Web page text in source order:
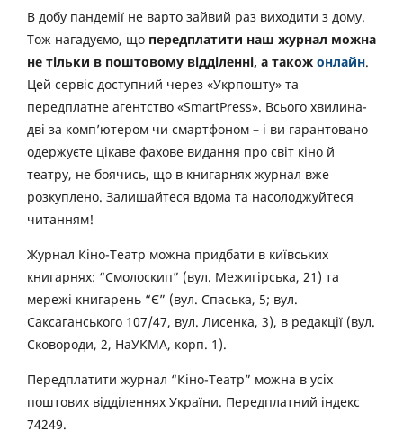
В добу пандемії не варто зайвий раз виходити з дому.
Тож нагадуємо, що передплатити наш журнал можна
не тільки в поштовому відділенні, а також онлайн.
Цей сервіс доступний через «Укрпошту» та
передплатне агентство «SmartPress». Всього хвилина-
дві за комп’ютером чи смартфоном – і ви гарантовано
одержуєте цікаве фахове видання про світ кіно й
театру, не боячись, що в книгарнях журнал вже
розкуплено. Залишайтеся вдома та насолоджуйтеся
читанням!
Журнал Кіно-Театр можна придбати в київських
книгарнях: “Смолоскип” (вул. Межигірська, 21) та
мережі книгарень “Є” (вул. Спаська, 5; вул.
Саксаганського 107/47, вул. Лисенка, 3), в редакції (вул.
Сковороди, 2, НаУКМА, корп. 1).
Передплатити журнал “Кіно-Театр” можна в усіх
поштових відділеннях України. Передплатний індекс
74249.